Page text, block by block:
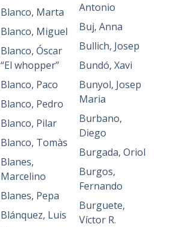
Blanco, Marta
Blanco, Miguel
Blanco, Óscar
“El whopper”
Blanco, Paco
Blanco, Pedro
Blanco, Pilar
Blanco, Tomàs
Blanes,
Marcelino
Blanes, Pepa
Blánquez, Luis
Antonio
Buj, Anna
Bullich, Josep
Bundó, Xavi
Bunyol, Josep
Maria
Burbano,
Diego
Burgada, Oriol
Burgos,
Fernando
Burguete,
Víctor R.